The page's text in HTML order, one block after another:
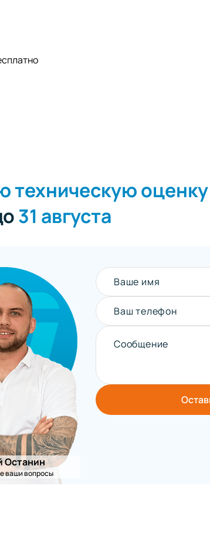
техническую оценку
31 августа
Останин
ваши вопросы
Ваше имя
Ваш телефон
Сообщение